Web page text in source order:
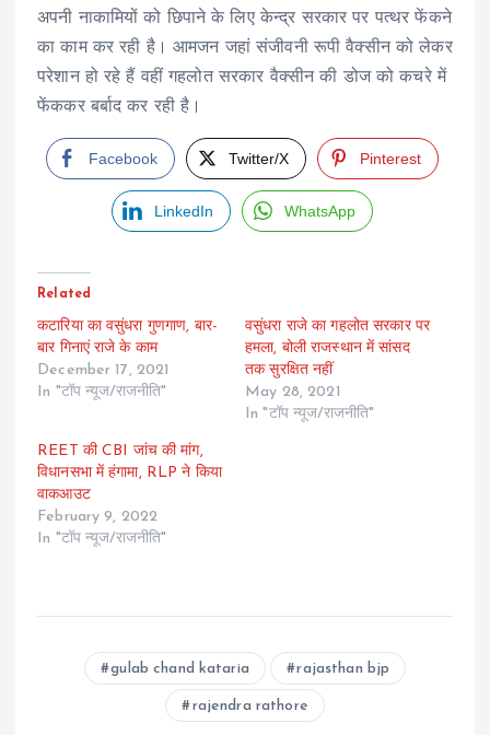
अपनी नाकामियों को छिपाने के लिए केन्द्र सरकार पर पत्थर फेंकने
का काम कर रही है। आमजन जहां संजीवनी रूपी वैक्सीन को लेकर
परेशान हो रहे हैं वहीं गहलोत सरकार वैक्सीन की डोज को कचरे में
फेंककर बर्बाद कर रही है।
Facebook Twitter/X Pinterest
LinkedIn WhatsApp
Related
कटारिया का वसुंधरा गुणगाण, बार-
बार गिनाएं राजे के काम
December 17, 2021
In "टॉप न्यूज/राजनीति"
वसुंधरा राजे का गहलोत सरकार पर
हमला, बोली राजस्थान में सांसद
तक सुरक्षित नहीं
May 28, 2021
In "टॉप न्यूज/राजनीति"
REET की CBI जांच की मांग,
विधानसभा में हंगामा, RLP ने किया
वाकआउट
February 9, 2022
In "टॉप न्यूज/राजनीति"
gulab chand kataria rajasthan bjp
rajendra rathore